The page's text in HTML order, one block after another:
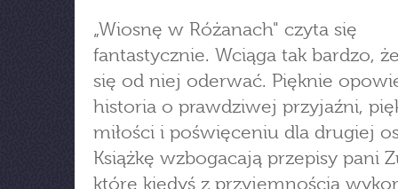
„Wiosnę w Różanach" czyta się
fantastycznie. Wciąga tak bardzo,
się od niej oderwać. Pięknie
historia o prawdziwej przyjaźni,
miłości i poświęceniu dla drugiej
Książkę wzbogacają przepisy pani
które kiedyś z przyjemnością